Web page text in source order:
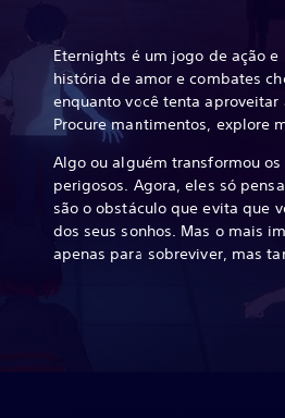
Eternights é um jogo de ação
história de amor e combates
enquanto você tenta
Procure mantimentos, explore
Algo ou alguém transformou
perigosos. Agora, eles só
são o obstáculo que evita que
dos seus sonhos. Mas o mais
apenas para sobreviver, mas